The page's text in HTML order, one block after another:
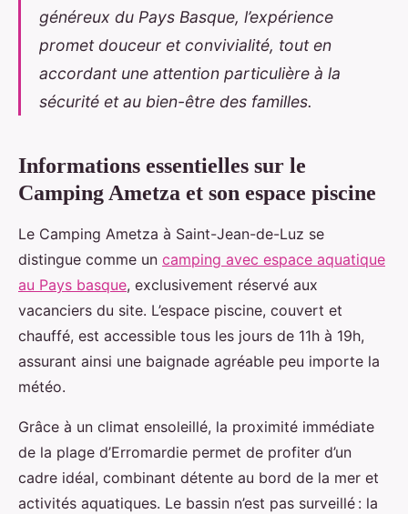
généreux du Pays Basque, l’expérience
promet douceur et convivialité, tout en
accordant une attention particulière à la
sécurité et au bien-être des familles.
Informations essentielles sur le
Camping Ametza et son espace piscine
Le Camping Ametza à Saint-Jean-de-Luz se
distingue comme un camping avec espace aquatique
au Pays basque, exclusivement réservé aux
vacanciers du site. L’espace piscine, couvert et
chauffé, est accessible tous les jours de 11h à 19h,
assurant ainsi une baignade agréable peu importe la
météo.
Grâce à un climat ensoleillé, la proximité immédiate
de la plage d’Erromardie permet de profiter d’un
cadre idéal, combinant détente au bord de la mer et
activités aquatiques. Le bassin n’est pas surveillé : la